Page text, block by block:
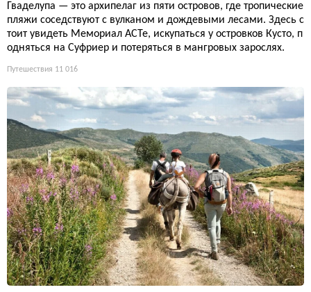
Гваделупа — это архипелаг из пяти островов, где тропические
пляжи соседствуют с вулканом и дождевыми лесами. Здесь с
тоит увидеть Мемориал ACTe, искупаться у островков Кусто, п
одняться на Суфриер и потеряться в мангровых зарослях.
Путешествия 11 016